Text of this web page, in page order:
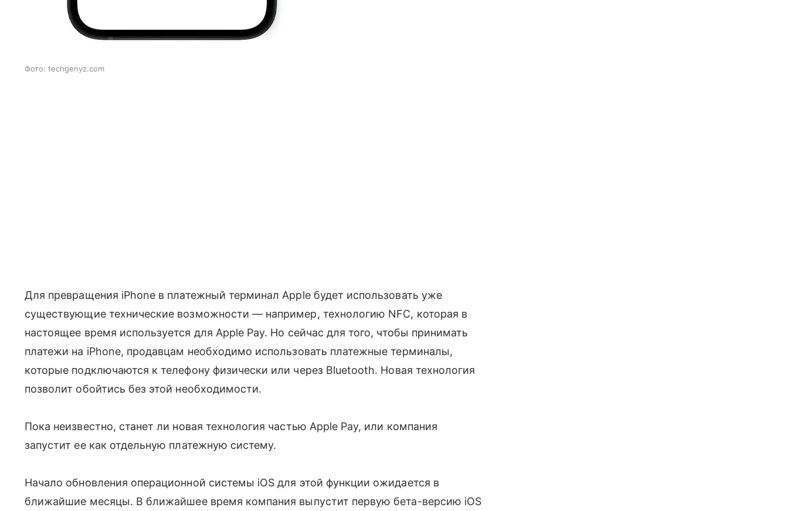
Фото: techgenyz.com
Для превращения iPhone в платежный терминал Apple будет использовать уже
существующие технические возможности — например, технологию NFC, которая в
настоящее время используется для Apple Pay. Но сейчас для того, чтобы принимать
платежи на iPhone, продавцам необходимо использовать платежные терминалы,
которые подключаются к телефону физически или через Bluetooth. Новая технология
позволит обойтись без этой необходимости.
Пока неизвестно, станет ли новая технология частью Apple Pay, или компания
запустит ее как отдельную платежную систему.
Начало обновления операционной системы iOS для этой функции ожидается в
ближайшие месяцы. В ближайшее время компания выпустит первую бета-версию iOS